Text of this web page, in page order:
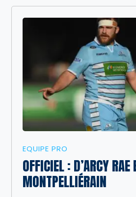
EQUIPE PRO
OFFICIEL : D’ARCY RAE
MONTPELLIÉRAIN